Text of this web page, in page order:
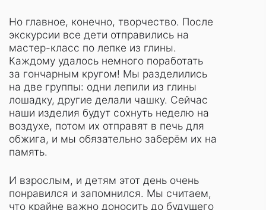
Но главное, конечно, творчество. После
экскурсии все дети отправились на
мастер-класс по лепке из глины.
Каждому удалось немного поработать
за гончарным кругом! Мы разделились
на две группы: одни лепили из глины
лошадку, другие делали чашку. Сейчас
наши изделия будут сохнуть неделю на
воздухе, потом их отправят в печь для
обжига, и мы обязательно заберём их на
память.
И взрослым, и детям этот день очень
понравился и запомнился. Мы считаем,
что крайне важно доносить до будущего